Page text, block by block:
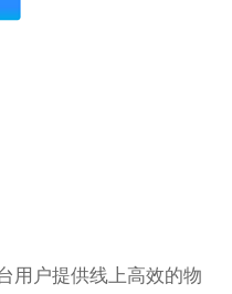
用户提供线上高效的物